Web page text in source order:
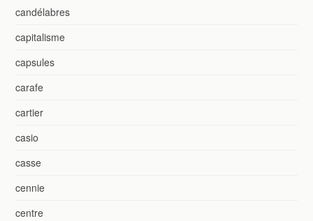
candélabres
capitalisme
capsules
carafe
cartier
casio
casse
cennie
centre